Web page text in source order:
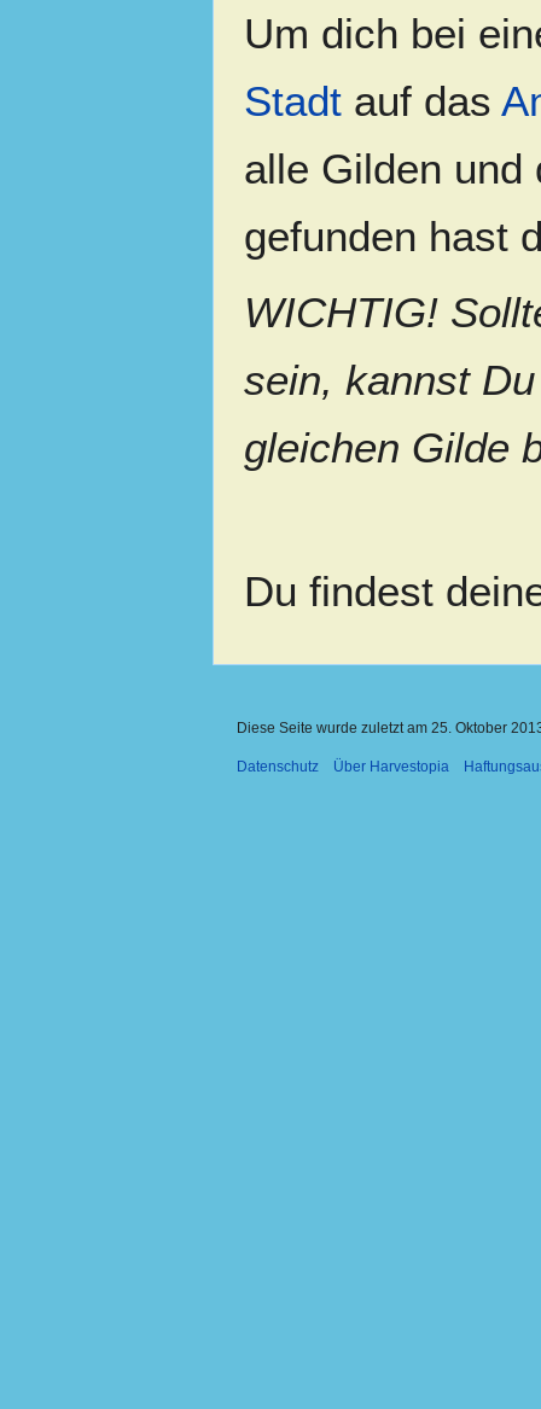
Um dich bei
Stadt auf das
alle Gilden und
gefunden hast
WICHTIG!
sein, kannst
gleichen Gilde
Du findest
Diese Seite wurde zuletzt am 25. Oktober
Datenschutz Über Harvestopia